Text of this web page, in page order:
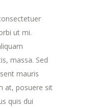
ut mi.
massa. Sed
mauris
at, posuere sit
quis dui